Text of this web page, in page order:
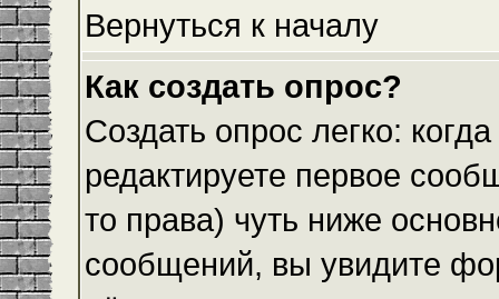
Вернуться к началу
Как создать опрос?
Создать опрос легко:
редактируете первое
то права) чуть ниже
сообщений, вы увидите